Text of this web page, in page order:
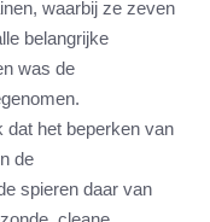
waarbij ze zeven
belangrijke
was de
dat het beperken van
de
spieren daar van